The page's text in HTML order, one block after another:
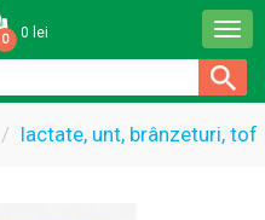
0 0 lei
lactate, unt, brânzeturi,